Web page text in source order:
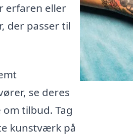
erfaren eller
der passer til
se deres
tilbud. Tag
kunstværk på